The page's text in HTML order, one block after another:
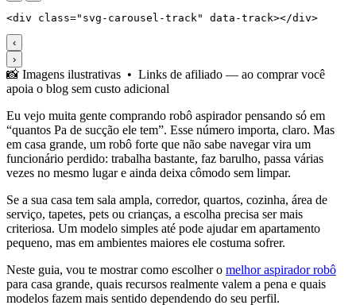
‹
›
📸 Imagens ilustrativas • Links de afiliado — ao comprar você
apoia o blog sem custo adicional
Eu vejo muita gente comprando robô aspirador pensando só em
“quantos Pa de sucção ele tem”. Esse número importa, claro. Mas
em casa grande, um robô forte que não sabe navegar vira um
funcionário perdido: trabalha bastante, faz barulho, passa várias
vezes no mesmo lugar e ainda deixa cômodo sem limpar.
Se a sua casa tem sala ampla, corredor, quartos, cozinha, área de
serviço, tapetes, pets ou crianças, a escolha precisa ser mais
criteriosa. Um modelo simples até pode ajudar em apartamento
pequeno, mas em ambientes maiores ele costuma sofrer.
Neste guia, vou te mostrar como escolher o melhor aspirador robô
para casa grande, quais recursos realmente valem a pena e quais
modelos fazem mais sentido dependendo do seu perfil.